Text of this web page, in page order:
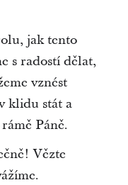
jak tento
s radostí dělat,
vznést
klidu stát a
Páně.
Vězte